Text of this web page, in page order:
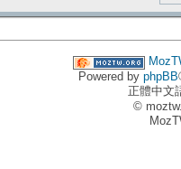
Powered by phpBB
正體中文
©